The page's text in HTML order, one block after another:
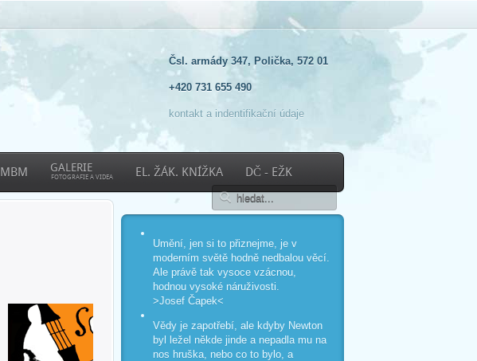
Čsl. armády 347, Polička, 572 01
+420 731 655 490
kontakt a indentifikační údaje
MBM GALERIE
FOTOGRAFIE A VIDEA EL. ŽÁK. KNÍŽKA DČ - EŽK
Umění, jen si to přiznejme, je v
moderním světě hodně nedbalou věcí.
Ale právě tak vysoce vzácnou,
hodnou vysoké náruživosti.
>Josef Čapek<
Vědy je zapotřebí, ale kdyby Newton
byl ležel někde jinde a nepadla mu na
nos hruška, nebo co to bylo, a